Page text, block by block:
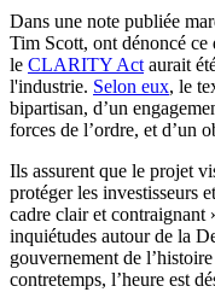
Dans une note publiée
Tim Scott, ont dénoncé
le CLARITY Act aurait
l'industrie. Selon eux, le
bipartisan, d’un
forces de l’ordre, et d’un
Ils assurent que le projet
protéger les investisseurs
cadre clair et contraignant
inquiétudes autour de la
gouvernement de
contretemps, l’heure est